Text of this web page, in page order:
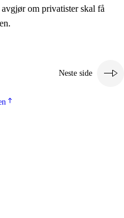
om privatister skal få
Neste side